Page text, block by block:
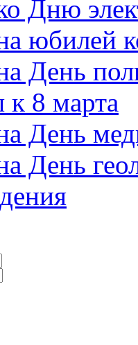
Дню
юбилей
День
8 марта
День
День